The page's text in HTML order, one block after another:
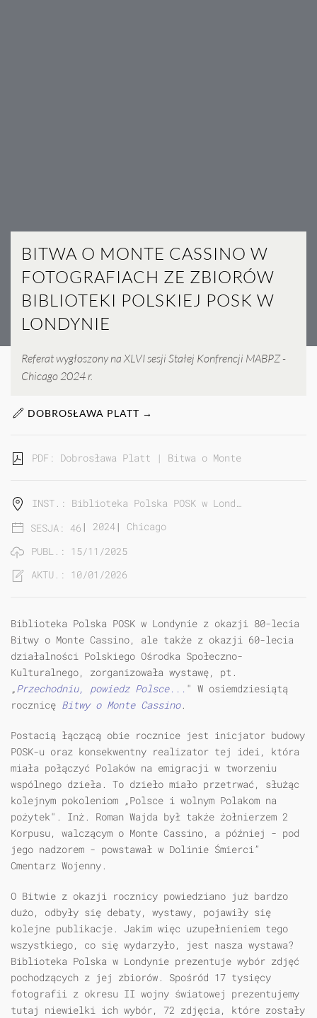
BITWA O MONTE CASSINO W
FOTOGRAFIACH ZE ZBIORÓW
BIBLIOTEKI POLSKIEJ POSK W
LONDYNIE
Referat wygłoszony na XLVI sesji Stałej Konfrencji MABPZ -
Chicago 2024 r.
Biblioteka Polska POSK w Londynie z okazji 80-lecia
Bitwy o Monte Cassino, ale także z okazji 60-lecia
działalności Polskiego Ośrodka Społeczno-
Kulturalnego, zorganizowała wystawę, pt.
„Przechodniu, powiedz Polsce... " W osiemdziesiątą
rocznicę Bitwy o Monte Cassino.
Postacią łączącą obie rocznice jest inicjator budowy
POSK-u oraz konsekwentny realizator tej idei, która
miała połączyć Polaków na emigracji w tworzeniu
wspólnego dzieła. To dzieło miało przetrwać, służąc
kolejnym pokoleniom „Polsce i wolnym Polakom na
pożytek". Inż. Roman Wajda był także żołnierzem 2
Korpusu, walczącym o Monte Cassino, a później - pod
jego nadzorem - powstawał w Dolinie Śmierci”
Cmentarz Wojenny.
O Bitwie z okazji rocznicy powiedziano już bardzo
dużo, odbyły się debaty, wystawy, pojawiły się
kolejne publikacje. Jakim więc uzupełnieniem tego
wszystkiego, co się wydarzyło, jest nasza wystawa?
Biblioteka Polska w Londynie prezentuje wybór zdjęć
pochodzących z jej zbiorów. Spośród 17 tysięcy
fotografii z okresu II wojny światowej prezentujemy
tutaj niewielki ich wybór, 72 zdjęcia, które zostały
DOBROSŁAWA PLATT →
PDF: Dobrosława Platt | Bitwa o Monte Cassino
INST.: Biblioteka Polska POSK w Lond…
SESJA: 46 | 2024| Chicago
PUBL.: 15/11/2025
AKTU.: 10/01/2026